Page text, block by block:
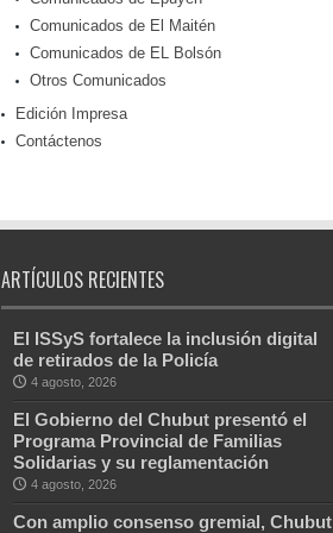
Comunicados de El Maitén
Comunicados de EL Bolsón
Otros Comunicados
Edición Impresa
Contáctenos
ARTÍCULOS RECIENTES
El ISSyS fortalece la inclusión digital
de retirados de la Policía
4 agosto, 2026
El Gobierno del Chubut presentó el
Programa Provincial de Familias
Solidarias y su reglamentación
4 agosto, 2026
Con amplio consenso gremial, Chubut